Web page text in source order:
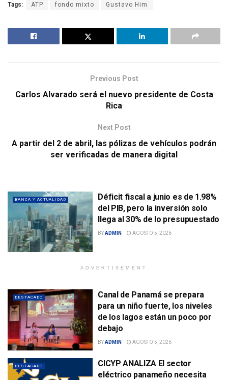
Tags: ATP fondo mixto Gustavo Him
Previous Post
Carlos Alvarado será el nuevo presidente de Costa
Rica
Next Post
A partir del 2 de abril, las pólizas de vehículos podrán
ser verificadas de manera digital
BANCA Y ACTUALIDAD
Déficit fiscal a junio es de 1.98%
del PIB, pero la inversión solo
llega al 30% de lo presupuestado
BYADMIN AGOSTO 5, 2026
ADVERTISEMENT
DESTACADO
Canal de Panamá se prepara
para un niño fuerte, los niveles
de los lagos están un poco por
debajo
BYADMIN AGOSTO 5, 2026
DESTACADO
CICYP ANALIZA El sector
eléctrico panameño necesita